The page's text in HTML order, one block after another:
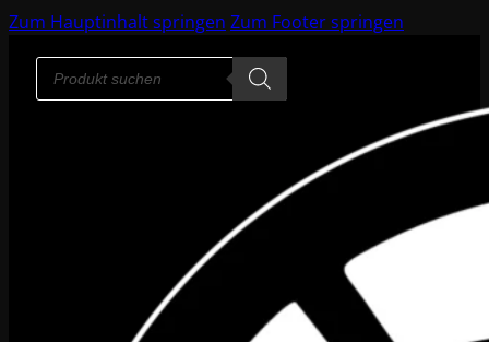
Zum Hauptinhalt springen Zum Footer springen
Products
search